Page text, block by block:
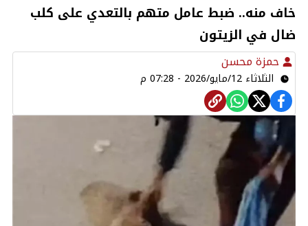
خاف منه.. ضبط عامل متهم بالتعدي على كلب
ضال في الزيتون
حمزة محسن
الثلاثاء 12/مايو/2026 - 07:28 م